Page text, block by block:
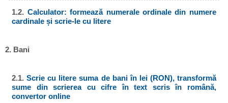
1.2. Calculator: formează numerale ordinale din numere
cardinale și scrie-le cu litere
2. Bani
2.1.Scrie cu litere suma de bani în lei (RON), transformă
sume din scrierea cu cifre în text scris în română,
convertor online